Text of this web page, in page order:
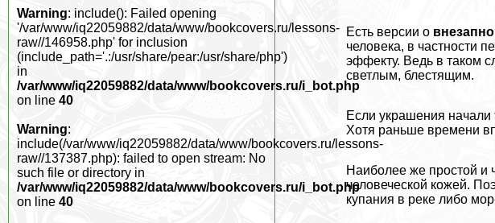
Есть версии о
человека, в частности
эффекту. Ведь в таком
светлым, блестящим.
Если украшения начали
Хотя раньше времени
Наиболее же простой и
человеческой кожей.
купания в реке либо
Warning: include(): Failed opening
'/var/www/iq22059882/data/www/bookcovers.ru/lessons-
raw//146958.php' for inclusion
(include_path='.:/usr/share/pear:/usr/share/php')
in
/var/www/iq22059882/data/www/bookcovers.ru/i_bot.php
on line 40
Warning:
include(/var/www/iq22059882/data/www/bookcovers.ru/lessons-
raw//137387.php): failed to open stream: No
such file or directory in
/var/www/iq22059882/data/www/bookcovers.ru/i_bot.php
on line 40